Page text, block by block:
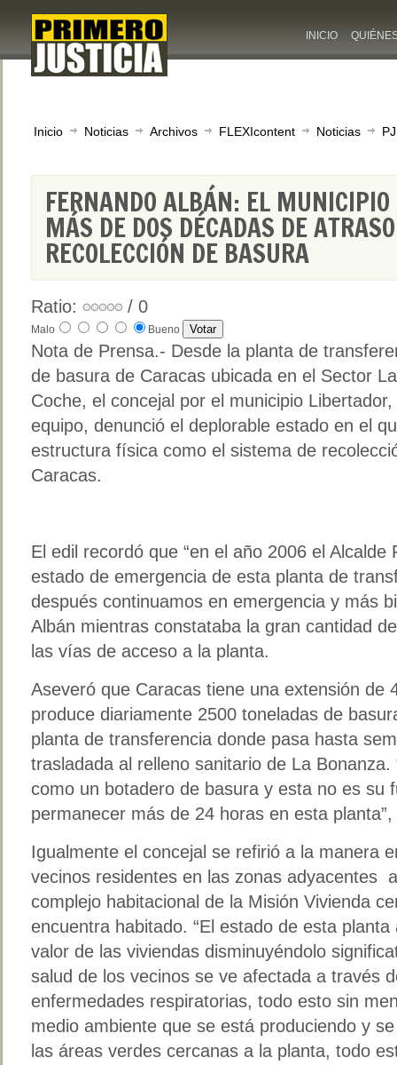
INICIO
Inicio Noticias Archivos FLEXIcontent Noticias
FERNANDO ALBÁN: EL
MÁS DE DOS DÉCADAS DE
RECOLECCIÓN DE BASURA
Ratio: / 0
Malo Bueno
Nota de Prensa.- Desde la planta de
de basura de Caracas ubicada en el Sector
Coche, el concejal por el municipio
equipo, denunció el deplorable estado en el
estructura física como el sistema de
Caracas.
El edil recordó que “en el año 2006 el
estado de emergencia de esta planta de
después continuamos en emergencia y más
Albán mientras constataba la gran cantidad
las vías de acceso a la planta.
Aseveró que Caracas tiene una extensión de
produce diariamente 2500 toneladas de
planta de transferencia donde pasa hasta
trasladada al relleno sanitario de La Bonanza.
como un botadero de basura y esta no es su
permanecer más de 24 horas en esta
Igualmente el concejal se refirió a la manera
vecinos residentes en las zonas adyacentes
complejo habitacional de la Misión Vivienda
encuentra habitado. “El estado de esta
valor de las viviendas disminuyéndolo
salud de los vecinos se ve afectada a través
enfermedades respiratorias, todo esto sin
medio ambiente que se está produciendo y
las áreas verdes cercanas a la planta, todo